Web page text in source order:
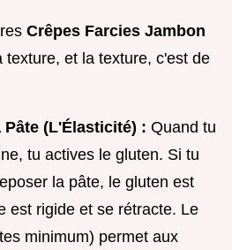
Crêpes Farcies Jambon
texture, et la texture, c'est de
Pâte (L'Élasticité) : Quand tu
tu actives le gluten. Si tu
la pâte, le gluten est
est rigide et se rétracte. Le
minimum) permet aux